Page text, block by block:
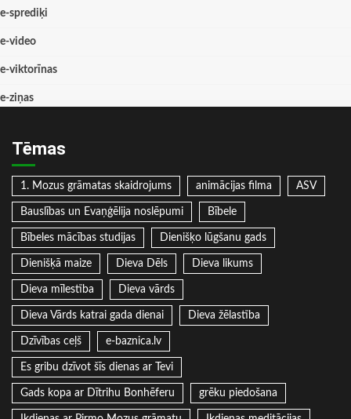
e-sprediķi
e-video
e-viktorīnas
e-ziņas
Tēmas
1. Mozus grāmatas skaidrojums animācijas filma ASV
Bauslības un Evaņģēlija noslēpumi Bībele
Bībeles mācības studijas Dienišķo lūgšanu gads
Dienišķā maize Dieva Dēls Dieva likums
Dieva mīlestība Dieva vārds
Dieva Vārds katrai gada dienai Dieva žēlastība
Dzīvības ceļš e-baznica.lv
Es gribu dzīvot šīs dienas ar Tevi
Gads kopa ar Dītrihu Bonhēferu grēku piedošana